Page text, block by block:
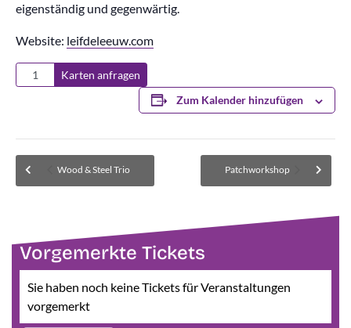
eigenständig und gegenwärtig.
Website: leifdeleeuw.com
Karten anfragen
Zum Kalender hinzufügen
Wood & Steel Trio Patchworkshop
Vorgemerkte Tickets
Sie haben noch keine Tickets für Veranstaltungen
vorgemerkt